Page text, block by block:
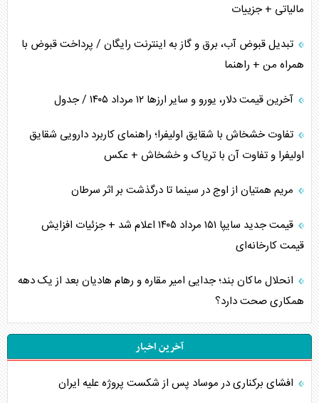
مالیاتی + جزییات
تبدیل قبوض آب، برق و گاز به اینترنت رایگان / پرداخت قبوض با
همراه من + راهنما
آخرین قیمت دلار، یورو و سایر ارز‌ها ۱۲ مرداد ۱۴۰۵ / جدول
تفاوت خشخاش با شقایق اولیفرا؛ راهنمای کاربرد دارویی شقایق
اولیفرا و تفاوت آن با تریاک و خشخاش + عکس
مریم همتیان از اوج در سینما تا درگذشت بر اثر سرطان
قیمت جدید سایپا ۱۵۱ مرداد ۱۴۰۵ اعلام شد + جزئیات افزایش
قیمت کارخانه‌ای
انحلال ماکان بند؛ جدایی امیر مقاره و رهام هادیان بعد از یک دهه
همکاری صحت دارد؟
آخرین اخبار
افشای برکناری در موساد پس از شکست پروژه علیه ایران